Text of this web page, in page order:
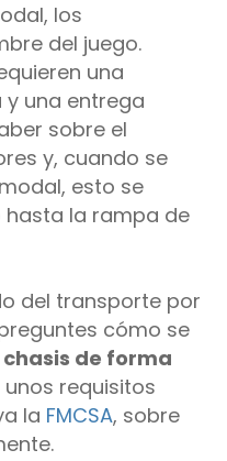
los
del juego.
una
una entrega
sobre el
y, cuando se
esto se
hasta la rampa de
del transporte por
cómo se
chasis de forma
unos requisitos
la FMCSA, sobre